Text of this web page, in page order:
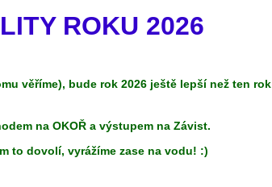
ROKU 2026
věříme), bude rok 2026 ještě lepší než ten rok
na OKOŘ a výstupem na Závist.
to dovolí, vyrážíme zase na vodu! :)